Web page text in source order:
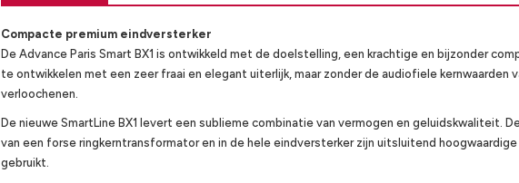
Compacte premium eindversterker
De Advance Paris Smart BX1 is ontwikkeld met de doelstelling, een krachtige en bijzonder
te ontwikkelen met een zeer fraai en elegant uiterlijk, maar zonder de audiofiele kernwaarden
verloochenen.
De nieuwe SmartLine BX1 levert een sublieme combinatie van vermogen en geluidskwaliteit.
van een forse ringkerntransformator en in de hele eindversterker zijn uitsluitend
gebruikt.